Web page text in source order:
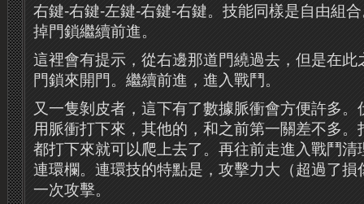
右鍵-右鍵-左鍵-右鍵-右鍵。技能同樣是自由組
掉門鎖繼續前進。
這裡會有提示，從右邊那道門繞過去，但是在此
門鎖來開門。繼續前進，進入戰鬥。
又一隻剝皮者，這下有了數據脈衝會方便許多
用脈衝打下來，其他的，和之前第一關差不多
都打下來就可以爬上去了。再往前走進入戰鬥清
連環欄。連環技的特點是，攻擊力大（超過了損
一次攻擊。